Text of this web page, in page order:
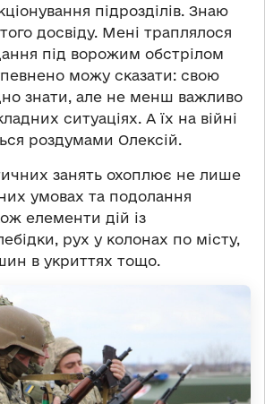
підрозділів. Знаю
досвіду. Мені траплялося
під ворожим обстрілом
можу сказати: свою
знати, але не менш важливо
ситуаціях. А їх на війні
роздумами Олексій.
занять охоплює не лише
умовах та подолання
елементи дій із
рух у колонах по місту,
в укриттях тощо.